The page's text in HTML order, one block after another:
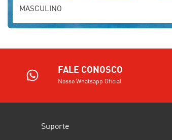
MASCULINO
FALE CONOSCO
Nosso Whatsapp Oficial
Suporte